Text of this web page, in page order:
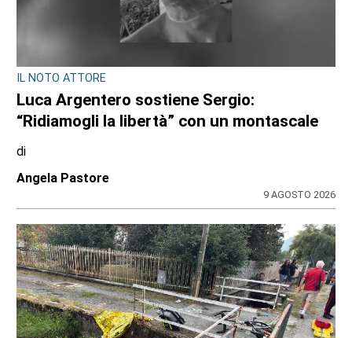
CONSIGLIO REGIONALE
A Palazzo Lascaris la mostra “Romano
Gazzera. Nel regno dei fiori giganti”
di
Redazione CRP
31 LUGLIO 2026
ULTIME NOTIZIE